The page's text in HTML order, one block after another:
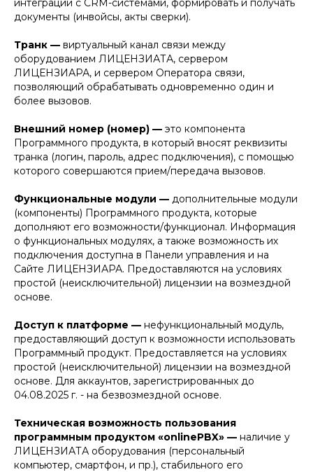
интеграций с CRM-системами, формировать и получать
документы (инвойсы, акты сверки).
Транк — виртуальный канал связи между
оборудованием ЛИЦЕНЗИАТА, сервером
ЛИЦЕНЗИАРА, и сервером Оператора связи,
позволяющий обрабатывать одновременно один и
более вызовов.
Внешний номер (номер) — это компонента
Программного продукта, в который вносят реквизиты
транка (логин, пароль, адрес подключения), с помощью
которого совершаются прием/передача вызовов.
Функциональные модули — дополнительные модули
(компоненты) Программного продукта, которые
дополняют его возможности/функционал. Информация
о функциональных модулях, а также возможность их
подключения доступна в Панели управления и на
Сайте ЛИЦЕНЗИАРА. Предоставляются на условиях
простой (неисключительной) лицензии на возмездной
основе.
Доступ к платформе — нефункциональный модуль,
предоставляющий доступ к возможности использовать
Программный продукт. Предоставляется на условиях
простой (неисключительной) лицензии на возмездной
основе. Для аккаунтов, зарегистрированных до
04.08.2025 г. - на безвозмездной основе.
Техническая возможность пользования
программным продуктом «onlinePBX» — наличие у
ЛИЦЕНЗИАТА оборудования (персональный
компьютер, смартфон, и пр.), стабильного его